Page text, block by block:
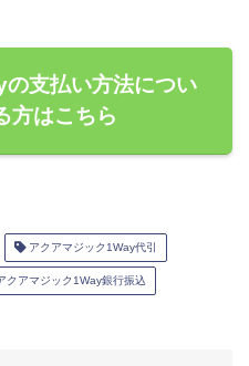
支払い方法につい
方はこちら
アクアマジック1Way代引
クアマジック1Way銀行振込